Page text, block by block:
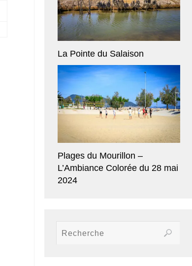
La Pointe du Salaison
Plages du Mourillon –
L’Ambiance Colorée du 28 mai
2024